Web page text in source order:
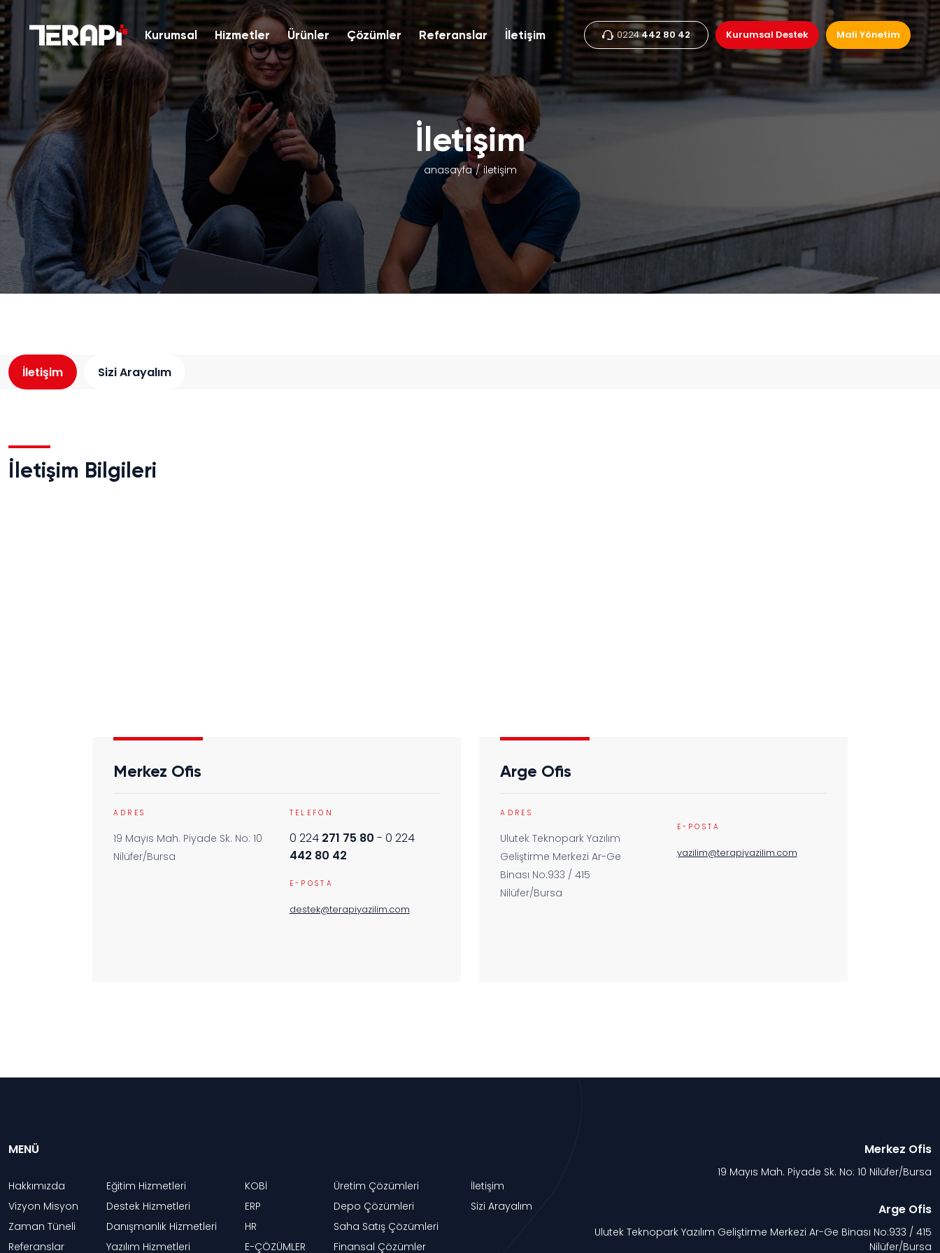
Kurumsal Hizmetler Ürünler Çözümler Referanslar İletişim 0224442 80 42 Kurumsal Destek Mali Yönetim
İletişim
anasayfa iletişim
İletişim Sizi Arayalım
İletişim Bilgileri
Merkez Ofis
ADRES
19 Mayıs Mah. Piyade Sk. No: 10
Nilüfer/Bursa
TELEFON
0 224 271 75 80 - 0 224
442 80 42
E-POSTA
destek@terapiyazilim.com
Arge Ofis
ADRES
Ulutek Teknopark Yazılım
Geliştirme Merkezi Ar-Ge
Binası No:933 / 415
Nilüfer/Bursa
E-POSTA
yazilim@terapiyazilim.com
MENÜ
Hakkımızda
Vizyon Misyon
Zaman Tüneli
Referanslar
Eğitim Hizmetleri
Destek Hizmetleri
Danışmanlık Hizmetleri
Yazılım Hizmetleri
KOBİ
ERP
HR
E-ÇÖZÜMLER
Üretim Çözümleri
Depo Çözümleri
Saha Satış Çözümleri
Finansal Çözümler
İletişim
Sizi Arayalım
Merkez Ofis
19 Mayıs Mah. Piyade Sk. No: 10 Nilüfer/Bursa
Arge Ofis
Ulutek Teknopark Yazılım Geliştirme Merkezi Ar-Ge Binası No:933 / 415
Nilüfer/Bursa